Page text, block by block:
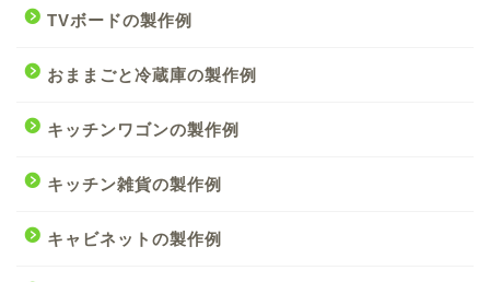
TVボードの製作例
おままごと冷蔵庫の製作例
キッチンワゴンの製作例
キッチン雑貨の製作例
キャビネットの製作例